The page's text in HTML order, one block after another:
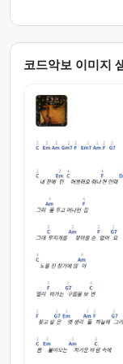
코드악보 이미지